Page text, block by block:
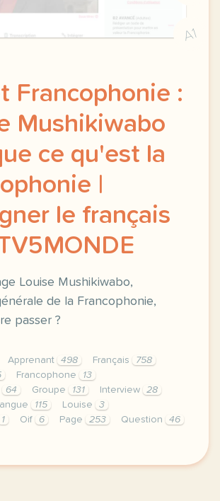
A1
Francophonie :
Mushikiwabo
ce qu'est la
|
le français
Louise Mushikiwabo,
de la Francophonie,
passer ?
Apprenant 498 Français
758
Francophone
13
64 Groupe 131 Interview
28
115 Louise
3
1 Oif 6 Page 253 Question
46
votre vie privee est une priorite